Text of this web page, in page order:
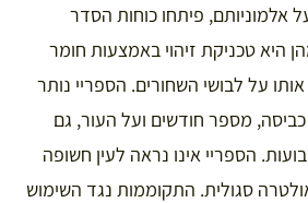
אלמוניותם, פיתחו כוחות הסדר
היא טכניקת זיהוי באמצעות חומר
על לבושי השחורים. הספריי נותר
מספר חודשים ועל העור, גם
הספריי אינו נראה לעין חשופה
סגולית. התקוממות נגד השימוש